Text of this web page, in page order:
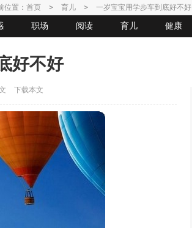
职场 阅读 育儿 健康
位置：首页 > 育儿 > 一岁宝宝用学步车到底好不好
好不好
下载本文